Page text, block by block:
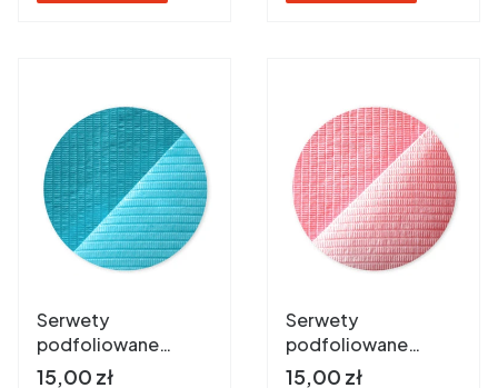
Serwety
podfoliowane
33x44 cm a 50 szt.
Cena
15,00 zł
Serwety
podfoliowane
33x44 cm a 50 szt.
Cena
15,00 zł